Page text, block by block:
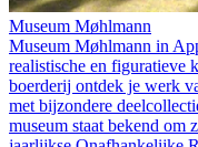
Museum Møhlmann
Museum Møhlmann in
realistische en figuratieve
boerderij ontdek je werk
met bijzondere
museum staat bekend om